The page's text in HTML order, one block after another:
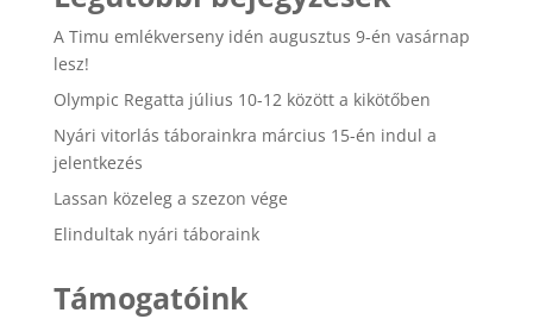
A Timu emlékverseny idén augusztus 9-én vasárnap
lesz!
Olympic Regatta július 10-12 között a kikötőben
Nyári vitorlás táborainkra március 15-én indul a
jelentkezés
Lassan közeleg a szezon vége
Elindultak nyári táboraink
Támogatóink